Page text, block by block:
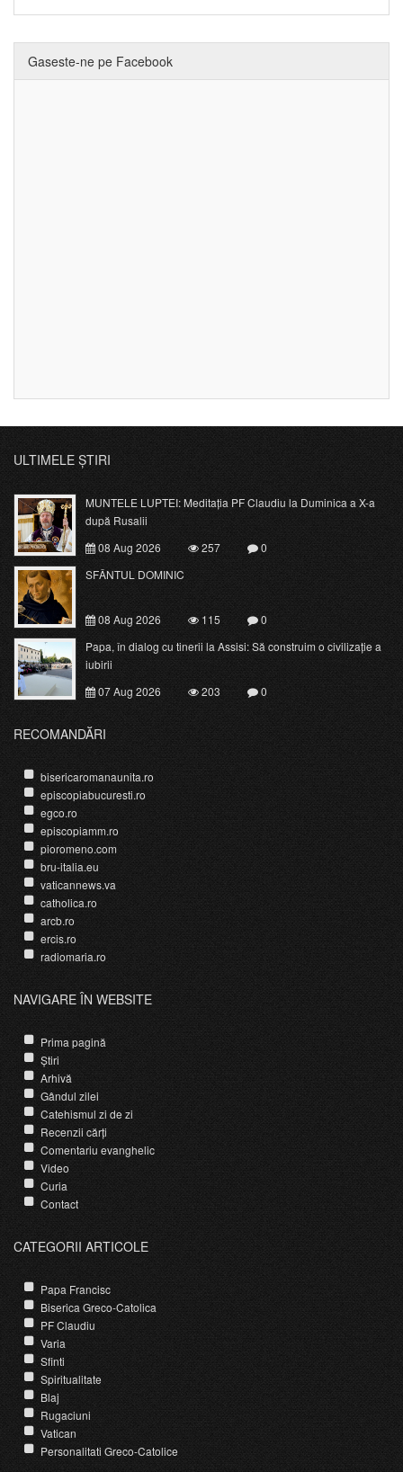
Gaseste-ne pe Facebook
ULTIMELE ȘTIRI
MUNTELE LUPTEI: Meditația PF Claudiu la Duminica a X-a
după Rusalii
08 Aug 2026
257
0
SFÂNTUL DOMINIC
08 Aug 2026 115
0
Papa, în dialog cu tinerii la Assisi: Să construim o civilizație a
iubirii
07 Aug 2026
203 0
RECOMANDĂRI
bisericaromanaunita.ro
episcopiabucuresti.ro
egco.ro
episcopiamm.ro
pioromeno.com
bru-italia.eu
vaticannews.va
catholica.ro
arcb.ro
ercis.ro
radiomaria.ro
NAVIGARE ÎN WEBSITE
Prima pagină
Știri
Arhivă
Gândul zilei
Catehismul zi de zi
Recenzii cărți
Comentariu evanghelic
Video
Curia
Contact
CATEGORII ARTICOLE
Papa Francisc
Biserica Greco-Catolica
PF Claudiu
Varia
Sfinti
Spiritualitate
Blaj
Rugaciuni
Vatican
Personalitati Greco-Catolice